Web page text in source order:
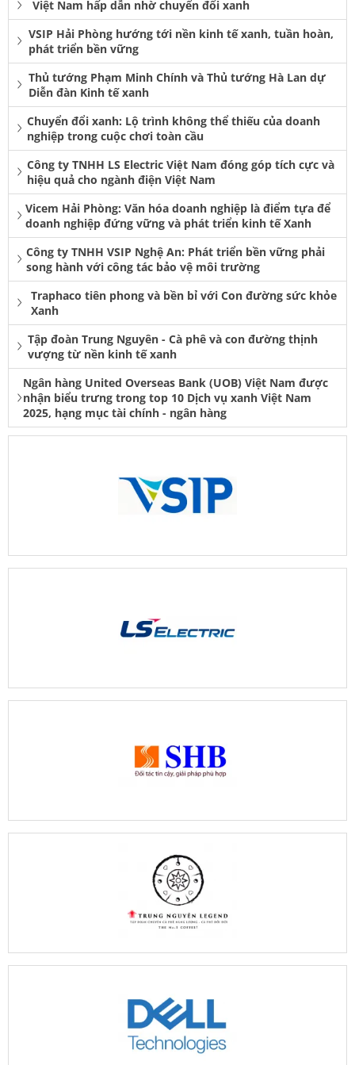
Việt Nam hấp dẫn nhờ chuyển đổi xanh
VSIP Hải Phòng hướng tới nền kinh tế xanh, tuần hoàn,
phát triển bền vững
Thủ tướng Phạm Minh Chính và Thủ tướng Hà Lan dự
Diễn đàn Kinh tế xanh
Chuyển đổi xanh: Lộ trình không thể thiếu của doanh
nghiệp trong cuộc chơi toàn cầu
Công ty TNHH LS Electric Việt Nam đóng góp tích cực và
hiệu quả cho ngành điện Việt Nam
Vicem Hải Phòng: Văn hóa doanh nghiệp là điểm tựa để
doanh nghiệp đứng vững và phát triển kinh tế Xanh
Công ty TNHH VSIP Nghệ An: Phát triển bền vững phải
song hành với công tác bảo vệ môi trường
Traphaco tiên phong và bền bỉ với Con đường sức khỏe
Xanh
Tập đoàn Trung Nguyên - Cà phê và con đường thịnh
vượng từ nền kinh tế xanh
Ngân hàng United Overseas Bank (UOB) Việt Nam được
nhận biểu trưng trong top 10 Dịch vụ xanh Việt Nam
2025, hạng mục tài chính - ngân hàng